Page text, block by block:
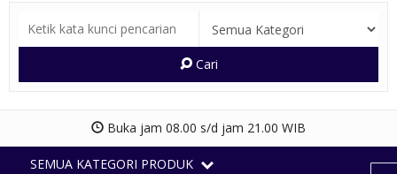
Cari
Buka jam 08.00 s/d jam 21.00 WIB
SEMUA KATEGORI PRODUK